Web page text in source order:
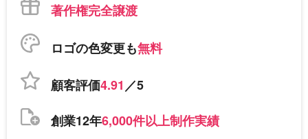
著作権完全譲渡
ロゴの色変更も無料
顧客評価4.91／5
創業12年6,000件以上制作実績